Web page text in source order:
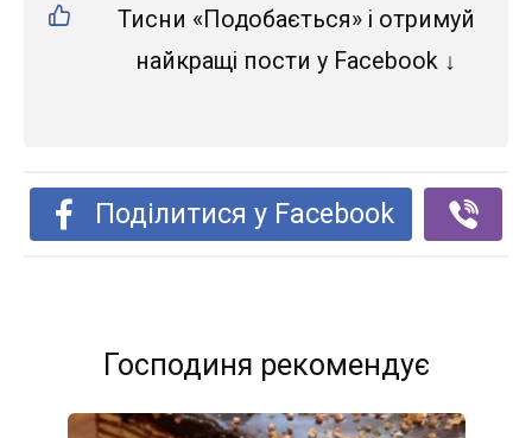
Тисни «Подобається» і отримуй
найкращі пости у Facebook ↓
Поділитися у Facebook
Господиня рекомендує